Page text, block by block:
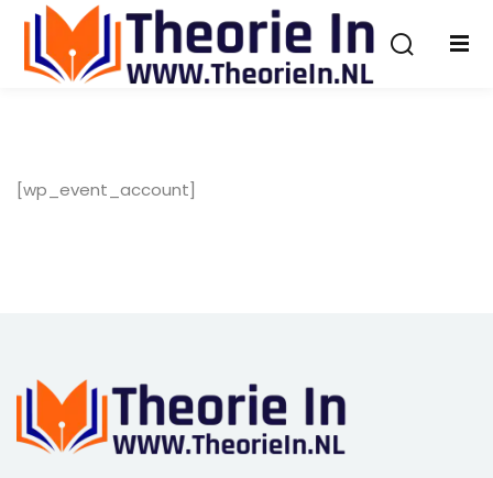
[wp_event_account]